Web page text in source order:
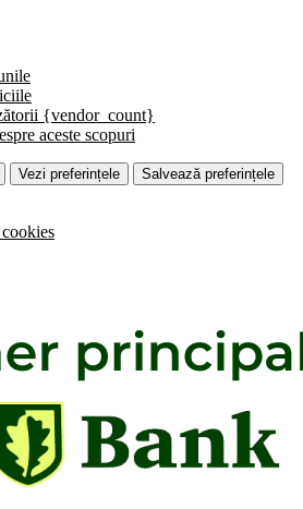
{vendor_count}
aceste scopuri
Vezi preferințele Salvează preferințele